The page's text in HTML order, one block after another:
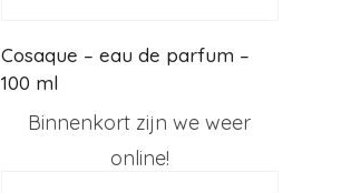
Cosaque – eau de parfum –
100 ml
Binnenkort zijn we weer
online!